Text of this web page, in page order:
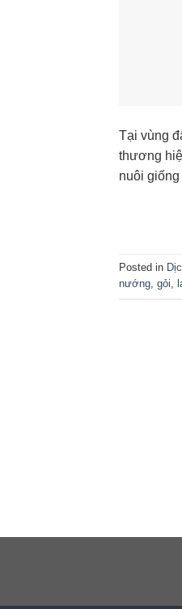
Tại vùng
thương
nuôi
Posted in
nướng, gỏi,